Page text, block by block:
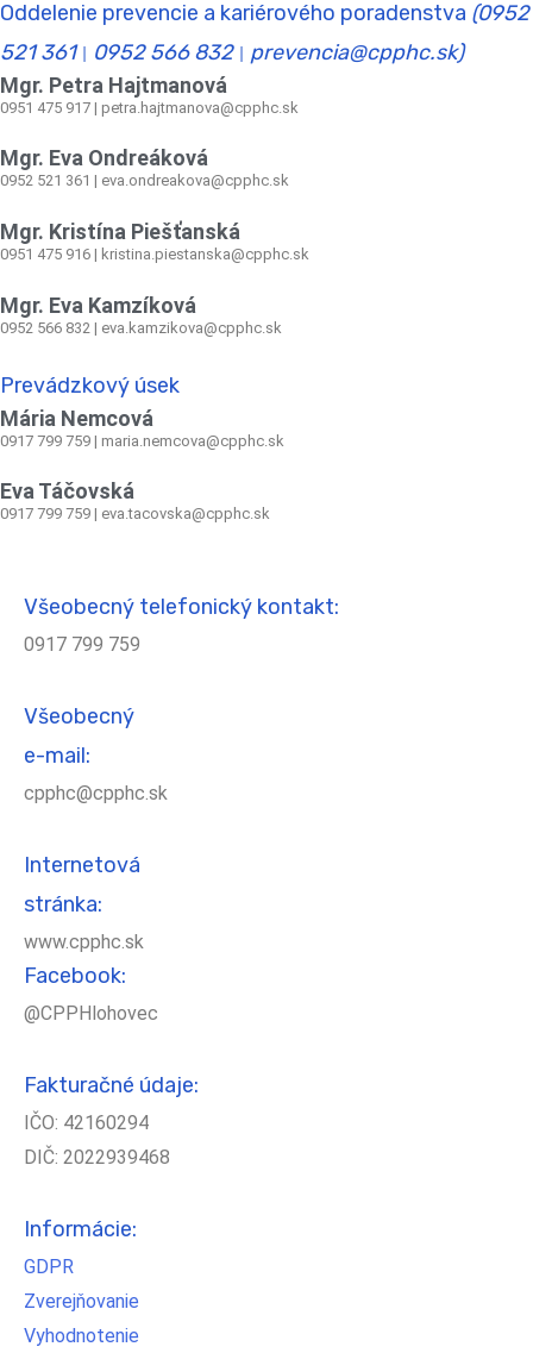
Oddelenie prevencie a kariérového poradenstva (0952
521 361
0952 566 832 prevencia@cpphc.sk)
Mgr. Petra Hajtmanová
0951 475 917 | petra.hajtmanova@cpphc.sk
Mgr. Eva Ondreáková
0952 521 361 | eva.ondreakova@cpphc.sk
Mgr. Kristína Piešťanská
0951 475 916 | kristina.piestanska@cpphc.sk
Mgr. Eva Kamzíková
0952 566 832 | eva.kamzikova@cpphc.sk
Prevádzkový úsek
Mária Nemcová
0917 799 759 | maria.nemcova@cpphc.sk
Eva Táčovská
0917 799 759 | eva.tacovska@cpphc.sk
Všeobecný telefonický kontakt:
0917 799 759
Všeobecný
e-mail:
cpphc@cpphc.sk
Internetová
stránka:
www.cpphc.sk
Facebook:
@CPPHlohovec
Fakturačné údaje:
IČO: 42160294
DIČ: 2022939468
Informácie:
GDPR
Zverejňovanie
Vyhodnotenie